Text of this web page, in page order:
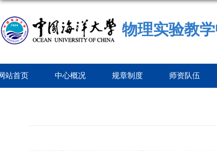
物理实验教
站首页 中心概况 规章制度 师资队伍